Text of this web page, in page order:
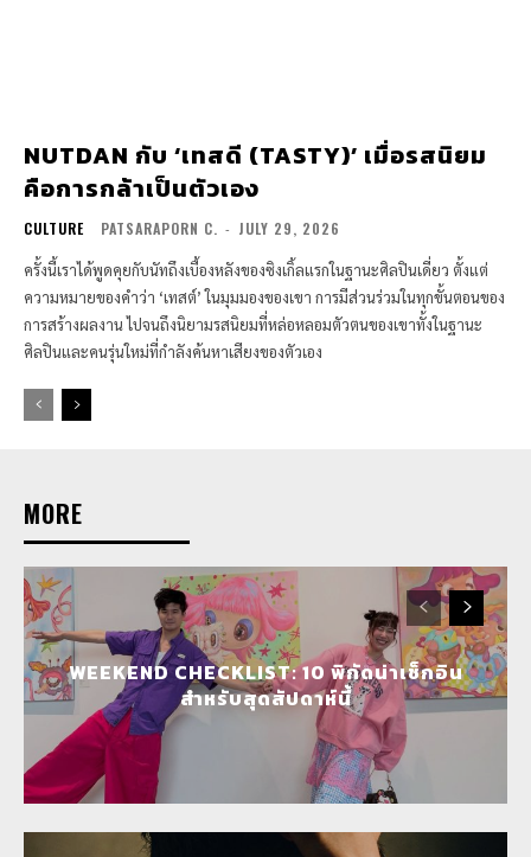
NUTDAN กับ ‘เทสดี (TASTY)’ เมื่อรสนิยม
คือการกล้าเป็นตัวเอง
CULTURE PATSARAPORN C. - JULY 29, 2026
ครั้งนี้เราได้พูดคุยกับนัทถึงเบื้องหลังของซิงเกิ้ลแรกในฐานะศิลปินเดี่ยว ตั้งแต่
ความหมายของคำว่า ‘เทสต์’ ในมุมมองของเขา การมีส่วนร่วมในทุกขั้นตอนของ
การสร้างผลงาน ไปจนถึงนิยามรสนิยมที่หล่อหลอมตัวตนของเขาทั้งในฐานะ
ศิลปินและคนรุ่นใหม่ที่กำลังค้นหาเสียงของตัวเอง
MORE
WEEKEND CHECKLIST: 10 พิกัดน่าเช็กอิน
สำหรับสุดสัปดาห์นี้